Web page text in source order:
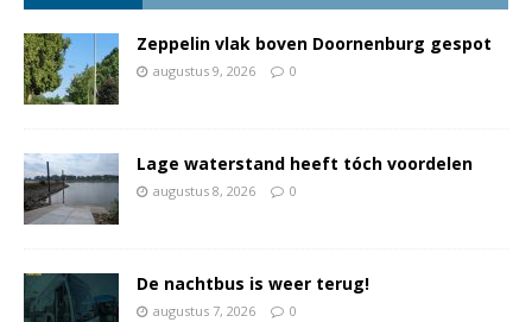
Zeppelin vlak boven Doornenburg gespot
augustus 9, 2026 0
Lage waterstand heeft tóch voordelen
augustus 8, 2026 0
De nachtbus is weer terug!
augustus 7, 2026 0